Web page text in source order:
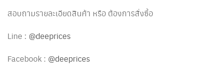
สอบถามรายละเอียดสินค้า หรือ ต้องการสั่งซื้อ
Line : @deeprices
Facebook : @deeprices